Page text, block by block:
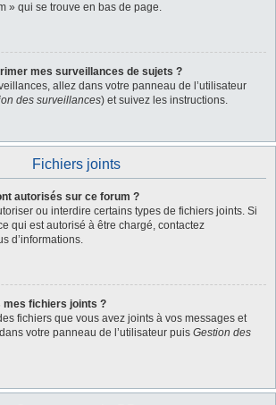
» qui se trouve en bas de page.
mes surveillances de sujets ?
allez dans votre panneau de l’utilisateur
des surveillances) et suivez les instructions.
Fichiers joints
autorisés sur ce forum ?
ou interdire certains types de fichiers joints. Si
qui est autorisé à être chargé, contactez
d’informations.
fichiers joints ?
fichiers que vous avez joints à vos messages et
votre panneau de l’utilisateur puis Gestion des